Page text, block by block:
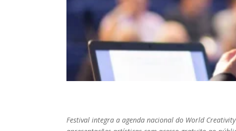
Festival integra a agenda nacional do World